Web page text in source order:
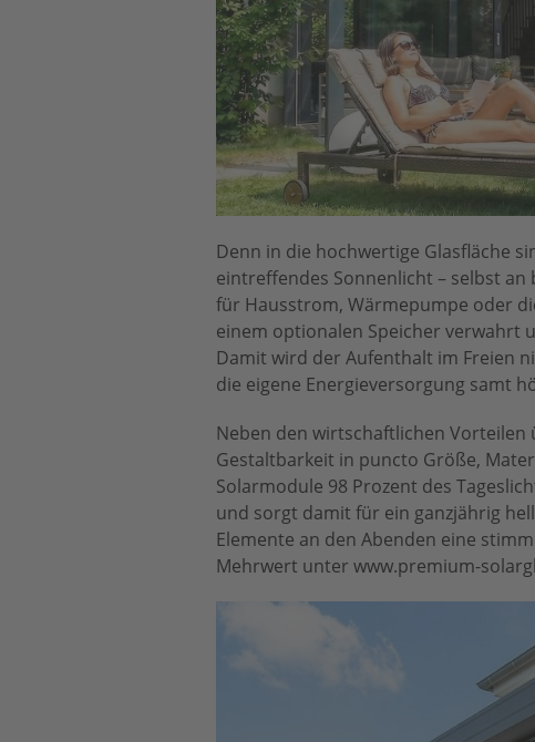
Denn in die hochwertige Glasfläche
eintreffendes Sonnenlicht – selbst
für Hausstrom, Wärmepumpe oder
einem optionalen Speicher verwahrt
Damit wird der Aufenthalt im Freien
die eigene Energieversorgung samt
Neben den wirtschaftlichen Vorteilen
Gestaltbarkeit in puncto Größe,
Solarmodule 98 Prozent des
und sorgt damit für ein ganzjährig
Elemente an den Abenden eine
Mehrwert unter www.premium-